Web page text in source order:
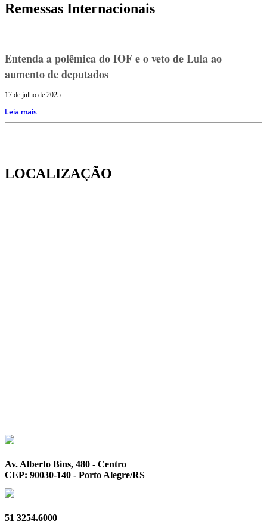
Remessas Internacionais
Entenda a polêmica do IOF e o veto de Lula ao
aumento de deputados
17 de julho de 2025
Leia mais
LOCALIZAÇÃO
Av. Alberto Bins, 480 - Centro
CEP: 90030-140 - Porto Alegre/RS
51 3254.6000